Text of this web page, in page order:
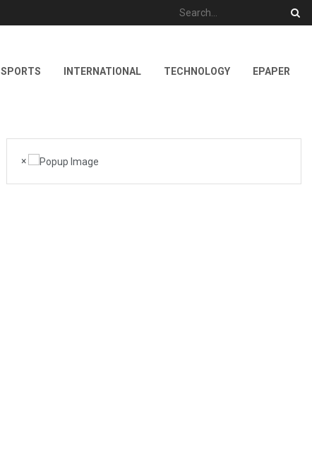
SPORTS INTERNATIONAL TECHNOLOGY EPAPER
×